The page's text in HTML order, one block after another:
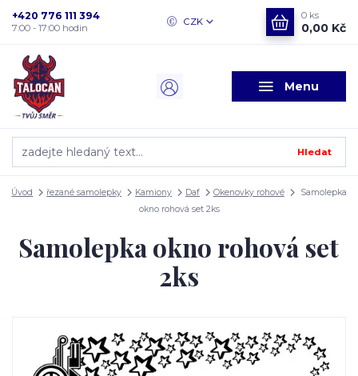
Menu
CZK
Hledat
+420 776 111 394
7:00 - 17:00 hodin
0 ks
0,00 Kč
Úvod řezané samolepky Kamiony Daf Okenovky rohové
Samolepka
okno rohová set 2ks
Samolepka okno rohová set
2ks